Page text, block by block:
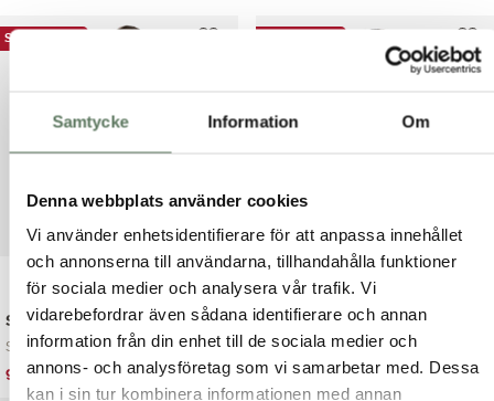
Samtycke Information Om
Denna webbplats använder cookies
Vi använder enhetsidentifierare för att anpassa innehållet
och annonserna till användarna, tillhandahålla funktioner
för sociala medier och analysera vår trafik. Vi
vidarebefordrar även sådana identifierare och annan
information från din enhet till de sociala medier och
annons- och analysföretag som vi samarbetar med. Dessa
kan i sin tur kombinera informationen med annan
priset
priset
priset
priset
Stanley Jacket
SOMMARREA
Skaljacka till hon...
1,499.00 kr
Det
ursprungliga
999.00kr
Det
nuvarande
Regnjacka herr
Klassisk regnjacka...
999.00kr
Det
ursprungliga
599.00kr
Det
nuvarande